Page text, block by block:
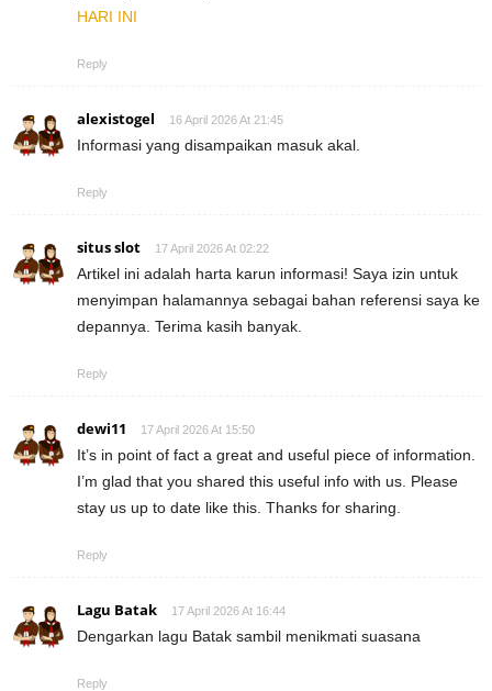
HARI INI
Reply
alexistogel 16 April 2026 At 21:45
Informasi yang disampaikan masuk akal.
Reply
situs slot 17 April 2026 At 02:22
Artikel ini adalah harta karun informasi! Saya izin untuk
menyimpan halamannya sebagai bahan referensi saya ke
depannya. Terima kasih banyak.
Reply
dewi11 17 April 2026 At 15:50
It’s in point of fact a great and useful piece of information.
I’m glad that you shared this useful info with us. Please
stay us up to date like this. Thanks for sharing.
Reply
Lagu Batak 17 April 2026 At 16:44
Dengarkan lagu Batak sambil menikmati suasana
Reply